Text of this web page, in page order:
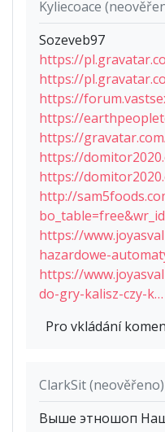
Kyliecoace
Sozeveb97
https://
https://
https://
https://
https://
https://
https://
http://
https://
hazardowe-
https://
do-gry-kalisz-czy-k…
Pro vkládání
ClarkSit
Выше этношоп